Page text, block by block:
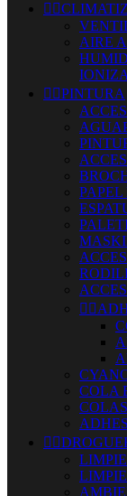
 
AIRE
 PINTURA
 
COLA
 